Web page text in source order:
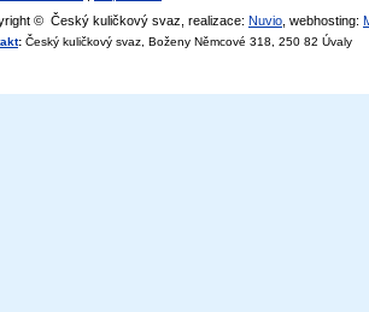
© Český kuličkový svaz, realizace: Nuvio , webhosting:
: Český kuličkový svaz, Boženy Němcové 318, 250 82 Úvaly